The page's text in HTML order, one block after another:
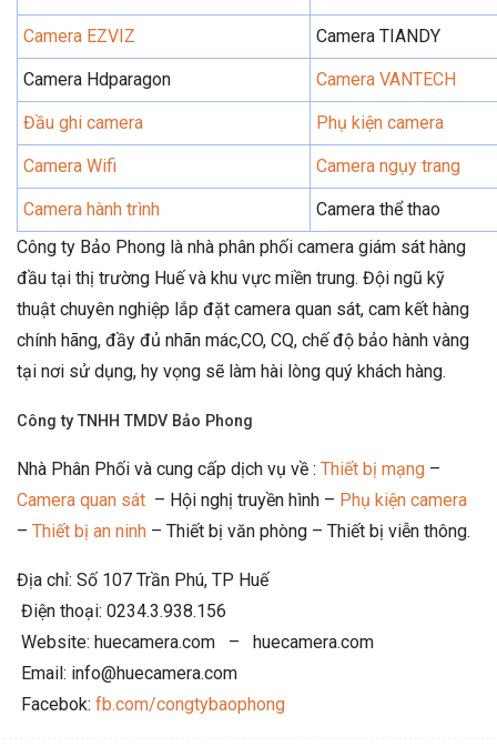
Camera EZVIZ Camera TIANDY
Camera Hdparagon Camera VANTECH
Đầu ghi camera Phụ kiện camera
Camera Wifi Camera ngụy trang
Camera hành trình
Camera thể thao
Công ty Bảo Phong là nhà phân phối camera giám sát hàng
đầu tại thị trường Huế và khu vực miền trung. Đội ngũ kỹ
thuật chuyên nghiệp lắp đặt camera quan sát, cam kết hàng
chính hãng, đầy đủ nhãn mác,CO, CQ, chế độ bảo hành vàng
tại nơi sử dụng, hy vọng sẽ làm hài lòng quý khách hàng.
Công ty TNHH TMDV Bảo Phong
Nhà Phân Phối và cung cấp dịch vụ về : Thiết bị mạng –
Camera quan sát – Hội nghị truyền hình – Phụ kiện camera
– Thiết bị an ninh – Thiết bị văn phòng – Thiết bị viễn thông.
Địa chỉ: Số 107 Trần Phú, TP Huế
Điện thoại: 0234.3.938.156
Website: huecamera.com – huecamera.com
Email: info@huecamera.com
Facebok: fb.com/congtybaophong